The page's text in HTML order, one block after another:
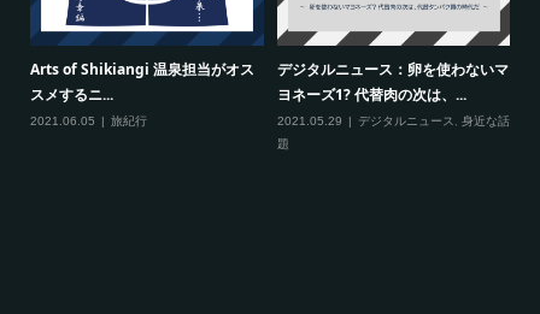
Arts of Shikiangi 温泉担当がオス
スメするニ...
2021.06.05 旅紀行
デジタルニュース：卵を使わないマ
ヨネーズ1? 代替肉の次は、...
2021.05.29 デジタルニュース
身近な話
題